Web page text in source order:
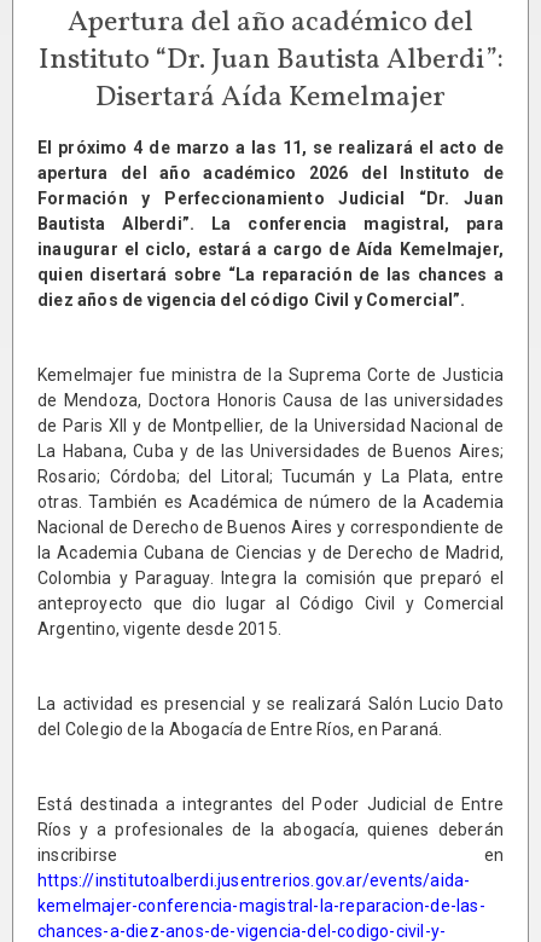
Apertura del año académico del
Instituto “Dr. Juan Bautista Alberdi”:
Disertará Aída Kemelmajer
El próximo 4 de marzo a las 11, se realizará el acto de
apertura del año académico 2026 del Instituto de
Formación y Perfeccionamiento Judicial “Dr. Juan
Bautista Alberdi”. La conferencia magistral, para
inaugurar el ciclo, estará a cargo de Aída Kemelmajer,
quien disertará sobre “La reparación de las chances a
diez años de vigencia del código Civil y Comercial”.
Kemelmajer fue ministra de la Suprema Corte de Justicia
de Mendoza, Doctora Honoris Causa de las universidades
de Paris XII y de Montpellier, de la Universidad Nacional de
La Habana, Cuba y de las Universidades de Buenos Aires;
Rosario; Córdoba; del Litoral; Tucumán y La Plata, entre
otras. También es Académica de número de la Academia
Nacional de Derecho de Buenos Aires y correspondiente de
la Academia Cubana de Ciencias y de Derecho de Madrid,
Colombia y Paraguay. Integra la comisión que preparó el
anteproyecto que dio lugar al Código Civil y Comercial
Argentino, vigente desde 2015.
La actividad es presencial y se realizará Salón Lucio Dato
del Colegio de la Abogacía de Entre Ríos, en Paraná.
Está destinada a integrantes del Poder Judicial de Entre
Ríos y a profesionales de la abogacía, quienes deberán
inscribirse en
https://institutoalberdi.jusentrerios.gov.ar/events/aida-
kemelmajer-conferencia-magistral-la-reparacion-de-las-
chances-a-diez-anos-de-vigencia-del-codigo-civil-y-